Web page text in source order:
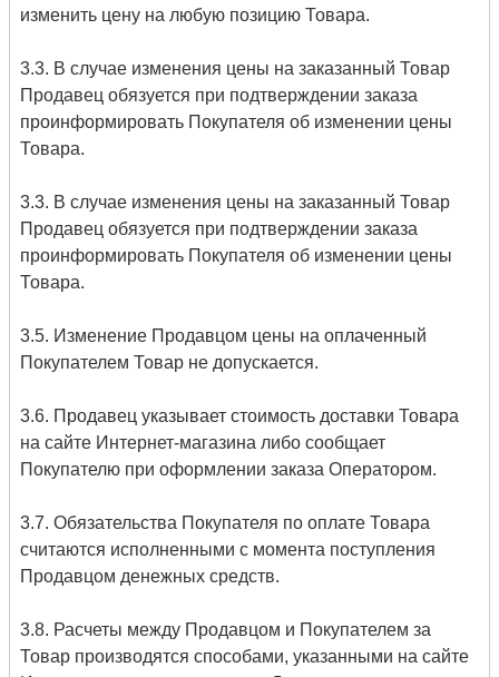
изменить цену на любую позицию Товара.
3.3. В случае изменения цены на заказанный Товар
Продавец обязуется при подтверждении заказа
проинформировать Покупателя об изменении цены
Товара.
3.3. В случае изменения цены на заказанный Товар
Продавец обязуется при подтверждении заказа
проинформировать Покупателя об изменении цены
Товара.
3.5. Изменение Продавцом цены на оплаченный
Покупателем Товар не допускается.
3.6. Продавец указывает стоимость доставки Товара
на сайте Интернет-магазина либо сообщает
Покупателю при оформлении заказа Оператором.
3.7. Обязательства Покупателя по оплате Товара
считаются исполненными с момента поступления
Продавцом денежных средств.
3.8. Расчеты между Продавцом и Покупателем за
Товар производятся способами, указанными на сайте